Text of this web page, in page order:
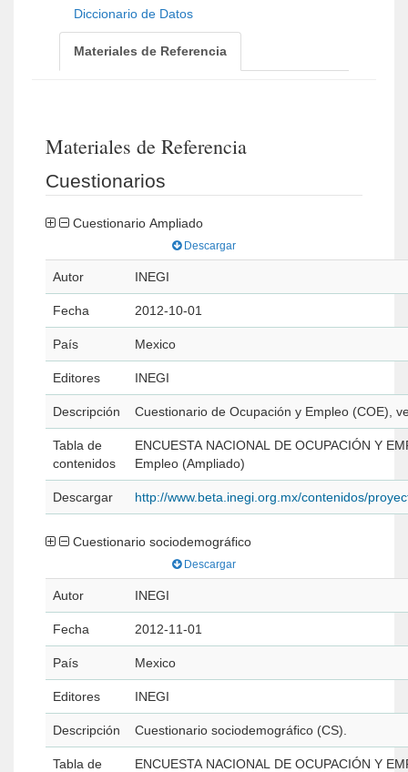
Diccionario de Datos
Materiales de Referencia
Materiales de Referencia
Cuestionarios
Cuestionario Ampliado
Descargar
Autor INEGI
Fecha 2012-10-01
País Mexico
Editores INEGI
Descripción Cuestionario de Ocupación y Empleo (COE),
Tabla de
contenidos
ENCUESTA NACIONAL DE OCUPACIÓN Y
Empleo (Ampliado)
Descargar http://www.beta.inegi.org.mx/contenidos/
Cuestionario sociodemográfico
Descargar
Autor INEGI
Fecha 2012-11-01
País Mexico
Editores INEGI
Descripción Cuestionario sociodemográfico (CS).
Tabla de
ENCUESTA NACIONAL DE OCUPACIÓN Y